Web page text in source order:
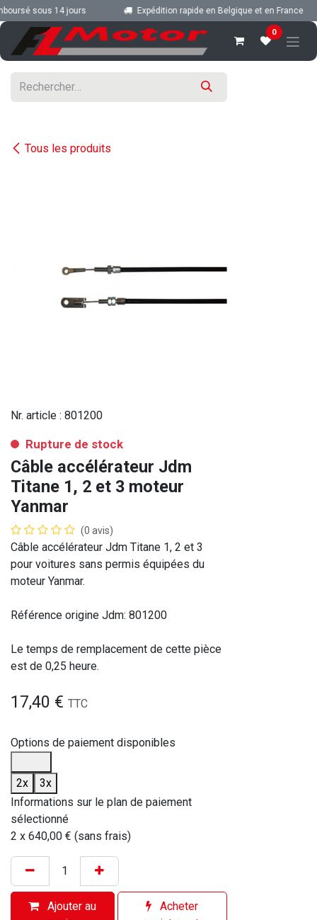
Se rendre au contenu
sous 14 jours Expédition rapide en Belgique et en France
0
Tous les produits
Nr. article : 801200
Rupture de stock
Câble accélérateur Jdm
Titane 1, 2 et 3 moteur
Yanmar
(0 avis)
Câble accélérateur Jdm Titane 1, 2 et 3
pour voitures sans permis équipées du
moteur Yanmar.
Référence origine Jdm: 801200
Le temps de remplacement de cette pièce
est de 0,25 heure.
17,40 € TTC
Options de paiement disponibles
2x
3x
Informations sur le plan de paiement
sélectionné
2 x 640,00 € (sans frais)
Ajouter au
Acheter